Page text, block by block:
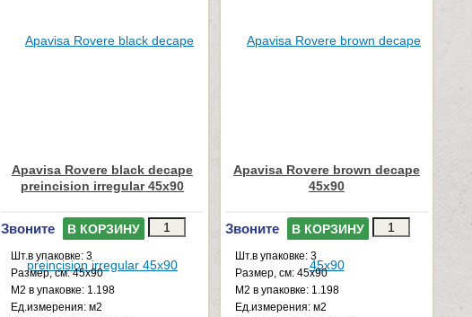
Apavisa Rovere black decape
preincision irregular 45x90
Звоните В КОРЗИНУ
Шт.в упаковке: 3
Размер, см: 45x90
М2 в упаковке: 1.198
Ед.измерения: м2
Apavisa Rovere brown decape
45x90
Звоните В КОРЗИНУ
Шт.в упаковке: 3
Размер, см: 45x90
М2 в упаковке: 1.198
Ед.измерения: м2